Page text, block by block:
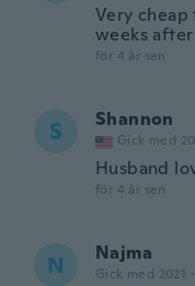
Very
weeks
för 4 år sen
S Shannon
Gick med
Husband
för 4 år sen
N Najma
Gick med 2021 ·